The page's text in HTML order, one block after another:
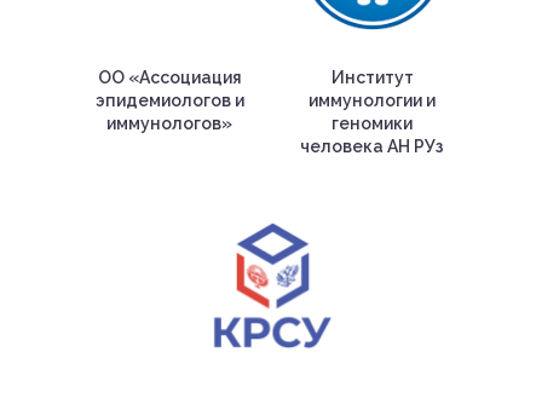
ОО «Ассоциация
эпидемиологов и
иммунологов»
Институт
иммунологии и
геномики
человека АН РУз